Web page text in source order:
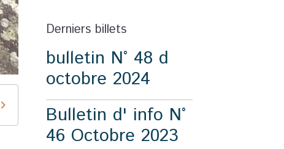
Derniers billets
bulletin N° 48 d
octobre 2024
Bulletin d' info N°
46 Octobre 2023